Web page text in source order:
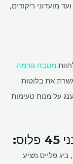
מועדוני ריקודים,
מטבח גורמה
את בלוטות
על מנות טעימות
ביג פלייס מציע